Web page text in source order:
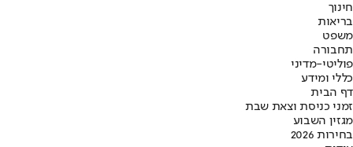
חינוך
בריאות
משפט
תחבורה
פוליטי-מדיני
כללי ומידע
דף הבית
זמני כניסת וצאת שבת
מגזין השבוע
בחירות 2026